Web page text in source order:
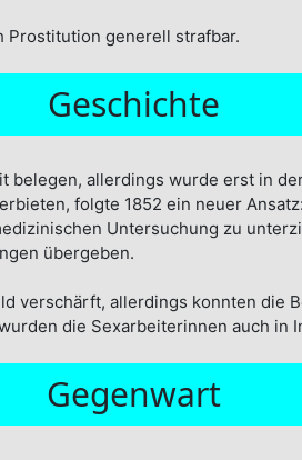
Prostitution generell strafbar.
Geschichte
belegen, allerdings wurde erst in
folgte 1852 ein neuer
Untersuchung zu
übergeben.
verschärft, allerdings konnten
die Sexarbeiterinnen auch in
Gegenwart